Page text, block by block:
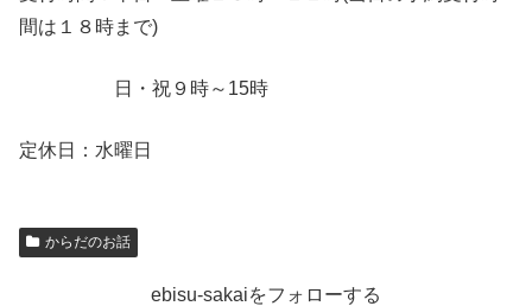
間は１８時まで)
日・祝９時～15時
定休日：水曜日
からだのお話
ebisu-sakaiをフォローする